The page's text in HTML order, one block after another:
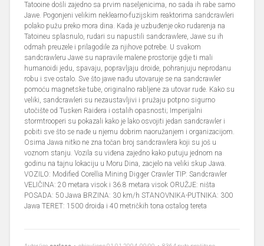
Tatooine došli zajedno sa prvim naseljenicima, no sada ih rabe samo
Jawe. Pogonjeni velikim neklearno-fuzijskim reaktorima sandcrawleri
polako pužu preko mora dina. Kada je uzbuđenje oko rudarenja na
Tatoineu splasnulo, rudari su napustili sandcrawlere, Jawe su ih
odmah preuzele i prilagodile za njihove potrebe. U svakom
sandcrawleru Jawe su napravile malene prostorije gdje ti mali
humanoidi jedu, spavaju, popravljaju droide, pohranjuju neprodanu
robu i sve ostalo. Sve što jawe nađu utovaruje se na sandcrawler
pomoću magnetske tube, originalno rabljene za utovar rude. Kako su
veliki, sandcrawleri su nezaustavljivi i pružaju potpno sigurno
utočište od Tusken Raidera i ostalih opasnosti; Imperijalni
stormtrooperi su pokazali kako je lako osvojiti jedan sandcrawler i
pobiti sve što se nađe u njemu dobrim naoružanjem i organizacijom.
Osima Jawa nitko ne zna točan broj sandcrawlera koji su još u
voznom stanju. Vozila su viđena zajedno kako putuju jednom na
godinu na tajnu lokaciju u Moru Dina, zacjelo na veliki skup Jawa.
VOZILO: Modified Corellia Mining Digger Crawler TIP: Sandcrawler
VELIČINA: 20 metara visok i 36.8 metara visok ORUŽJE: ništa
POSADA: 50 Jawa BRZINA: 30 km/h STANOVNIKA-PUTNIKA: 300
Jawa TERET: 1500 droida i 40 metričkih tona ostalog tereta